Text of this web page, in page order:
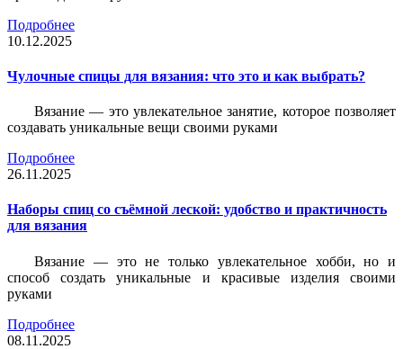
Подробнее
10.12.2025
Чулочные спицы для вязания: что это и как выбрать?
Вязание — это увлекательное занятие, которое позволяет
создавать уникальные вещи своими руками
Подробнее
26.11.2025
Наборы спиц со съёмной леской: удобство и практичность
для вязания
Вязание — это не только увлекательное хобби, но и
способ создать уникальные и красивые изделия своими
руками
Подробнее
08.11.2025